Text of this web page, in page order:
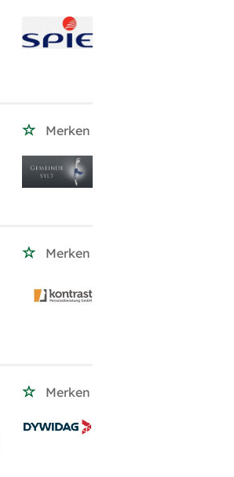
Merken
Merken
Merken